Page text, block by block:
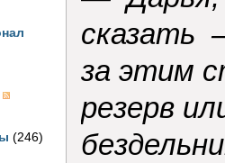
(246)
сказать
за этим
резерв